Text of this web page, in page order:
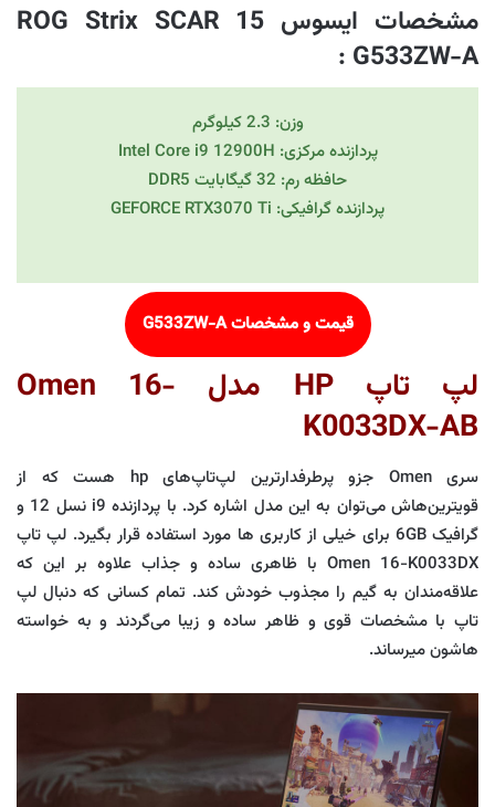
مشخصات ایسوس ROG Strix SCAR 15
G533ZW-A
:
وزن: 2.3 کیلوگرم
پردازنده مرکزی: Intel Core i9 12900H
حافظه رم: 32 گیگابایت DDR5
پردازنده گرافیکی: GEFORCE RTX3070 Ti
قیمت و مشخصات G533ZW-A
لپ تاپ HP مدل Omen 16-
K0033DX-AB
سری Omen جزو پرطرفدارترین لپ‌تاپ‌های hp هست که از
قویترین‌هاش می‌توان به این مدل اشاره کرد. با پردازنده i9 نسل 12 و
گرافیک 6GB برای خیلی از کاربری ها مورد استفاده قرار بگیرد. لپ تاپ
Omen 16-K0033DX با ظاهری ساده و جذاب علاوه بر این که
علاقه‌مندان به گیم را مجذوب خودش کند. تمام کسانی که دنبال لپ
تاپ با مشخصات قوی و ظاهر ساده و زیبا می‌گردند و به خواسته
هاشون میرساند.